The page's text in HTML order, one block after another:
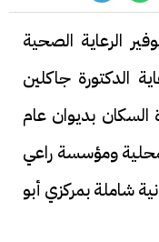
الرعاية الصحية
الدكتورة جاكلين
بديوان عام
ومؤسسة راعي
شاملة بمركزي أبو